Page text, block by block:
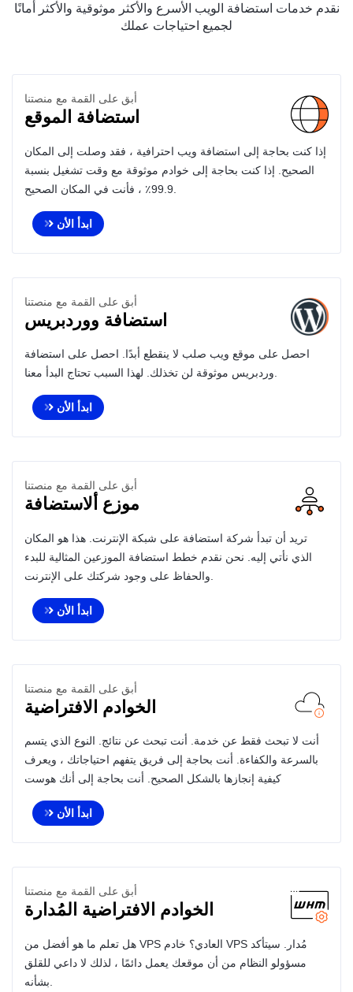
نقدم خدمات استضافة الويب الأسرع والأكثر موثوقية والأكثر أمانًا
لجميع احتياجات عملك
أبق على القمة مع منصتنا
استضافة الموقع
إذا كنت بحاجة إلى استضافة ويب احترافية ، فقد وصلت إلى المكان
الصحيح. إذا كنت بحاجة إلى خوادم موثوقة مع وقت تشغيل بنسبة
ابدأ الأن
أبق على القمة مع منصتنا
استضافة ووردبريس
احصل على موقع ويب صلب لا ينقطع أبدًا. احصل على استضافة
ابدأ الأن
أبق على القمة مع منصتنا
موزع ألاستضافة
تريد أن تبدأ شركة استضافة على شبكة الإنترنت. هذا هو المكان
الذي نأتي إليه. نحن نقدم خطط استضافة الموزعين المثالية للبدء
ابدأ الأن
أبق على القمة مع منصتنا
الخوادم الافتراضية
أنت لا تبحث فقط عن خدمة. أنت تبحث عن نتائج. النوع الذي يتسم
بالسرعة والكفاءة. أنت بحاجة إلى فريق يتفهم احتياجاتك ، ويعرف
كيفية إنجازها بالشكل الصحيح. أنت بحاجة إلى أنك هوست
ابدأ الأن
أبق على القمة مع منصتنا
الخوادم الافتراضية المُدارة
هل تعلم ما هو أفضل من VPS العادي؟ خادم VPS مُدار. سيتأكد
مسؤولو النظام من أن موقعك يعمل دائمًا ، لذلك لا داعي للقلق